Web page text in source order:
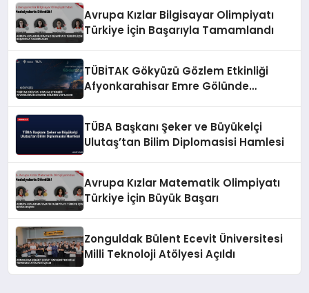
Avrupa Kızlar Bilgisayar Olimpiyatı
Türkiye İçin Başarıyla Tamamlandı
TÜBİTAK Gökyüzü Gözlem Etkinliği
Afyonkarahisar Emre Gölünde
TÜBA Başkanı Şeker ve Büyükelçi
Ulutaş’tan Bilim Diplomasisi Hamlesi
Avrupa Kızlar Matematik Olimpiyatı
Türkiye İçin Büyük Başarı
Zonguldak Bülent Ecevit Üniversitesi
Milli Teknoloji Atölyesi Açıldı